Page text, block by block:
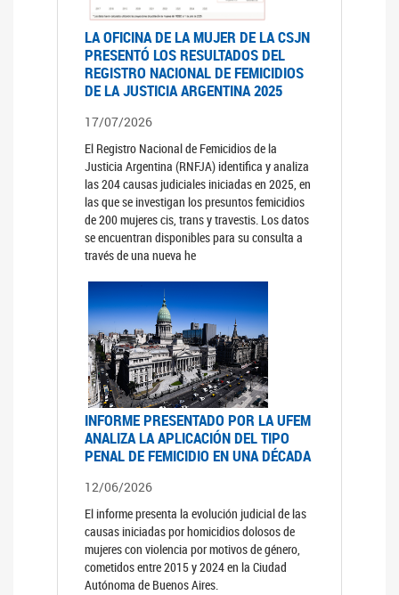
LA OFICINA DE LA MUJER DE LA CSJN
PRESENTÓ LOS RESULTADOS DEL
REGISTRO NACIONAL DE FEMICIDIOS
DE LA JUSTICIA ARGENTINA 2025
17/07/2026
El Registro Nacional de Femicidios de la
Justicia Argentina (RNFJA) identifica y analiza
las 204 causas judiciales iniciadas en 2025, en
las que se investigan los presuntos femicidios
de 200 mujeres cis, trans y travestis. Los datos
se encuentran disponibles para su consulta a
través de una nueva he
INFORME PRESENTADO POR LA UFEM
ANALIZA LA APLICACIÓN DEL TIPO
PENAL DE FEMICIDIO EN UNA DÉCADA
12/06/2026
El informe presenta la evolución judicial de las
causas iniciadas por homicidios dolosos de
mujeres con violencia por motivos de género,
cometidos entre 2015 y 2024 en la Ciudad
Autónoma de Buenos Aires.